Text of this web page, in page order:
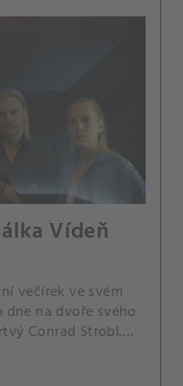
Vídeň
večírek ve svém
na dvoře svého
Conrad Strobl.